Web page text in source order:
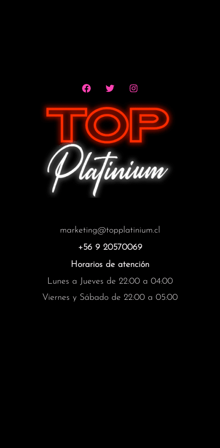
marketing@topplatinium.cl
+56 9 20570069
Horarios de atención
Lunes a Jueves de 22:00 a 04:00
Viernes y Sábado de 22:00 a 05:00